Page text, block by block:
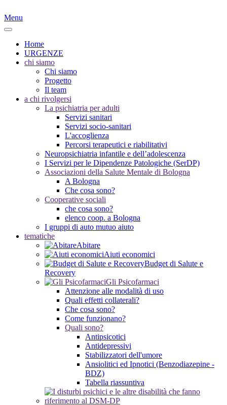
Menu
Home
URGENZE
chi siamo
Chi siamo
Progetto
Il team
a chi rivolgersi
La psichiatria per adulti
Servizi sanitari
Servizi socio-sanitari
L'accoglienza
Percorsi terapeutici e riabilitativi
Neuropsichiatria infantile e dell’adolescenza
I Servizi per le Dipendenze Patologiche (SerDP)
Associazioni della Salute Mentale di Bologna
A Bologna
Che cosa sono?
Cooperative sociali
che cosa sono?
elenco coop. a Bologna
I gruppi di auto mutuo aiuto
tematiche
Abitare
Aiuti economici
Budget di Salute e
Recovery
Gli Psicofarmaci
Attenzione alle modalità di uso
Quali effetti collaterali?
Che cosa sono?
Come funzionano?
Quali sono?
Antipsicotici
Antidepressivi
Stabilizzatori dell'umore
Ansiolitici ed Ipnotici (Benzodiazepine -
BDZ)
Tabella riassuntiva